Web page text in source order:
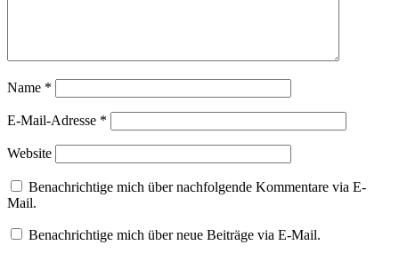
Name *
E-Mail-Adresse *
Website
Benachrichtige mich über nachfolgende Kommentare via E-
Mail.
Benachrichtige mich über neue Beiträge via E-Mail.